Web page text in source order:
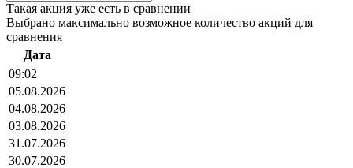
Такая акция уже есть в сравнении
Выбрано максимально возможное количество акций для
сравнения
Дата
09:02
05.08.2026
04.08.2026
03.08.2026
31.07.2026
30.07.2026